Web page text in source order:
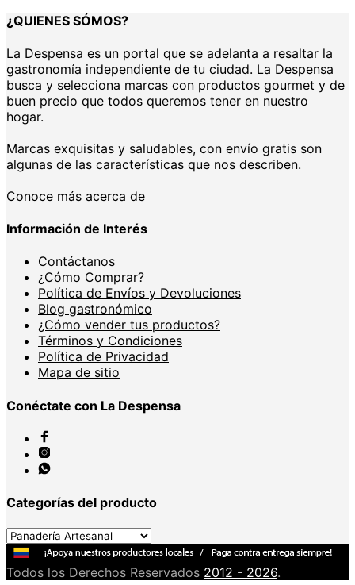
¿QUIENES SÓMOS?
La Despensa es un portal que se adelanta a resaltar la
gastronomía independiente de tu ciudad. La Despensa
busca y selecciona marcas con productos gourmet y de
buen precio que todos queremos tener en nuestro
hogar.
Marcas exquisitas y saludables, con envío gratis son
algunas de las características que nos describen.
Conoce más acerca de
Información de Interés
Contáctanos
¿Cómo Comprar?
Política de Envíos y Devoluciones
Blog gastronómico
¿Cómo vender tus productos?
Términos y Condiciones
Política de Privacidad
Mapa de sitio
Conéctate con La Despensa
Categorías del producto
Todos los Derechos Reservados 2012 - 2026.